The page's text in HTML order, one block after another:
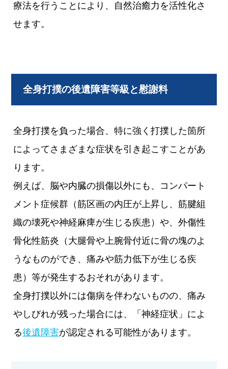
療法を行うことにより、自然治癒力を活性化さ
せます。
全身打撲の後遺障害等級と慰謝料
全身打撲を負った場合、特に強く打撲した箇所
によってさまざまな症状を引き起こすことがあ
ります。
例えば、脳や内臓の損傷以外にも、コンパート
メント症候群（筋区画の内圧が上昇し、筋腱組
織の壊死や神経麻痺が生じる疾患）や、外傷性
骨化性筋炎（大腿骨や上腕骨付近に骨の塊のよ
うなものができ、痛みや筋力低下が生じる疾
患）等が発生するおそれがあります。
全身打撲以外には傷病を伴わないものの、痛み
やしびれが残った場合には、「神経症状」によ
る後遺障害が認定される可能性があります。